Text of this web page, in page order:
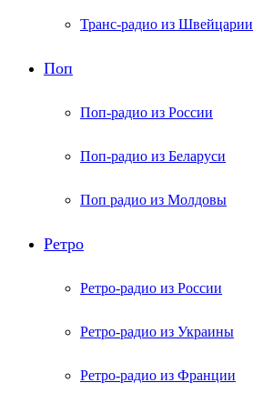
Транс-радио из Швейцарии
Поп
Поп-радио из России
Поп-радио из Беларуси
Поп радио из Молдовы
Ретро
Ретро-радио из России
Ретро-радио из Украины
Ретро-радио из Франции